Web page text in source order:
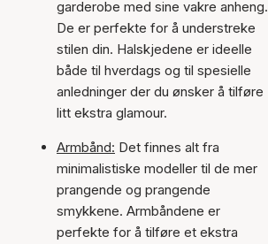
garderobe med sine vakre anheng.
De er perfekte for å understreke
stilen din. Halskjedene er ideelle
både til hverdags og til spesielle
anledninger der du ønsker å tilføre
litt ekstra glamour.
Armbånd: Det finnes alt fra
minimalistiske modeller til de mer
prangende og prangende
smykkene. Armbåndene er
perfekte for å tilføre et ekstra